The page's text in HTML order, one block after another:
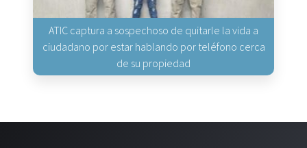
ATIC captura a sospechoso de quitarle la vida a
ciudadano por estar hablando por teléfono cerca
de su propiedad